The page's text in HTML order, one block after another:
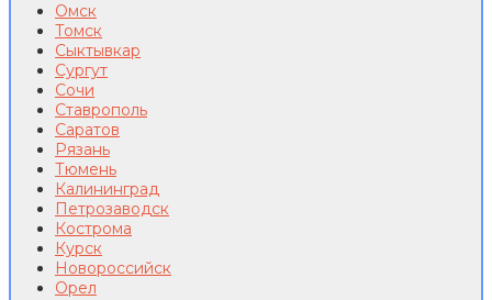
Омск
Томск
Сыктывкар
Сургут
Сочи
Ставрополь
Саратов
Рязань
Тюмень
Калининград
Петрозаводск
Кострома
Курск
Новороссийск
Орел